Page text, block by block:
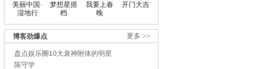
美丽中国·
湿地行
梦想星搭
档
我要上春
晚
开门大吉
更多 >>
博客劲爆点
盘点娱乐圈10大衰神附体的明星
陈守学